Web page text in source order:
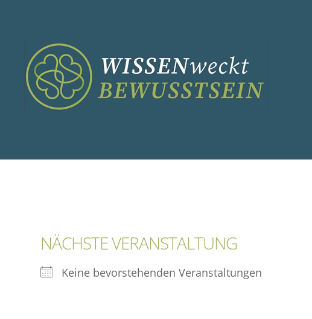
NÄCHSTE VERANSTALTUNG
Keine bevorstehenden Veranstaltungen